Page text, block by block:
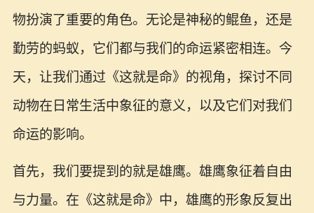
物扮演了重要的角色。无论是神秘的鲲鱼，还是
勤劳的蚂蚁，它们都与我们的命运紧密相连。今
天，让我们通过《这就是命》的视角，探讨不同
动物在日常生活中象征的意义，以及它们对我们
命运的影响。
首先，我们要提到的就是雄鹰。雄鹰象征着自由
与力量。在《这就是命》中，雄鹰的形象反复出